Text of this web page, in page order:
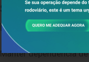
Sua operação
ERP
Manter dependência